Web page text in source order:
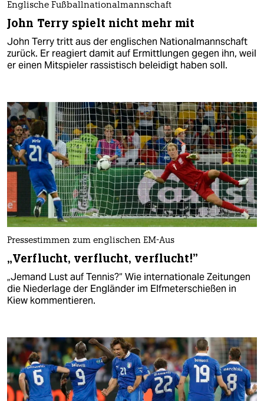
Englische Fußballnationalmannschaft
John Terry spielt nicht mehr mit
John Terry tritt aus der englischen Nationalmannschaft
zurück. Er reagiert damit auf Ermittlungen gegen ihn, weil
er einen Mitspieler rassistisch beleidigt haben soll.
Pressestimmen zum englischen EM-Aus
„Verflucht, verflucht, verflucht!”
„Jemand Lust auf Tennis?“ Wie internationale Zeitungen
die Niederlage der Engländer im Elfmeterschießen in
Kiew kommentieren.